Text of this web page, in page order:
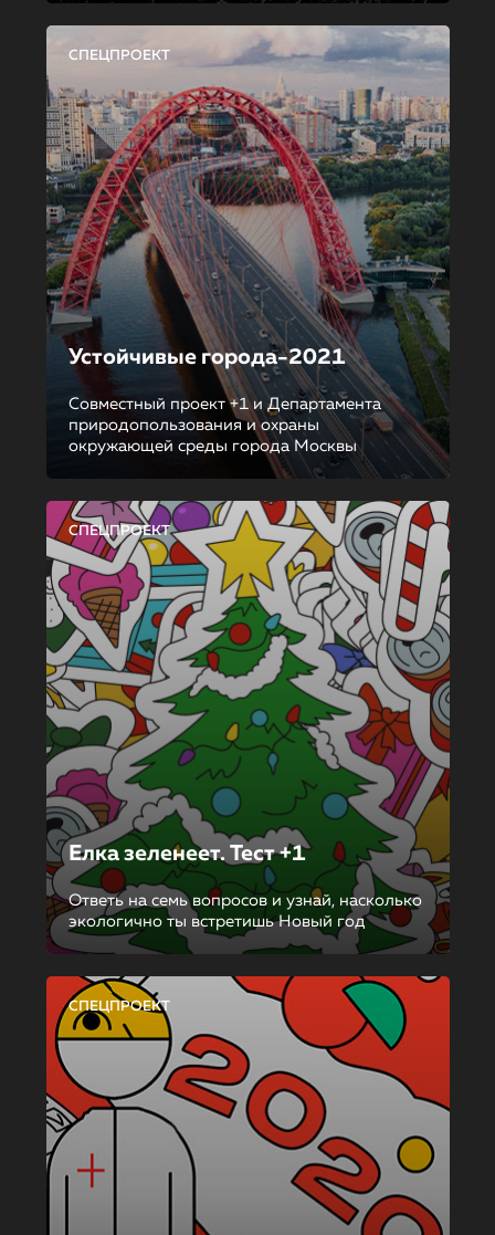
СПЕЦПРОЕКТ
Устойчивые города-2021
Совместный проект +1 и Департамента
природопользования и охраны
окружающей среды города Москвы
СПЕЦПРОЕКТ
Елка зеленеет. Тест +1
Ответь на семь вопросов и узнай, насколько
экологично ты встретишь Новый год
СПЕЦПРОЕКТ